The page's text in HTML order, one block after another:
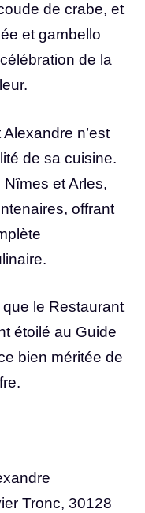
de crabe, et
et gambello
de la
n’est
de sa cuisine.
et Arles,
offrant
que le Restaurant
étoilé au Guide
bien méritée de
Tronc, 30128